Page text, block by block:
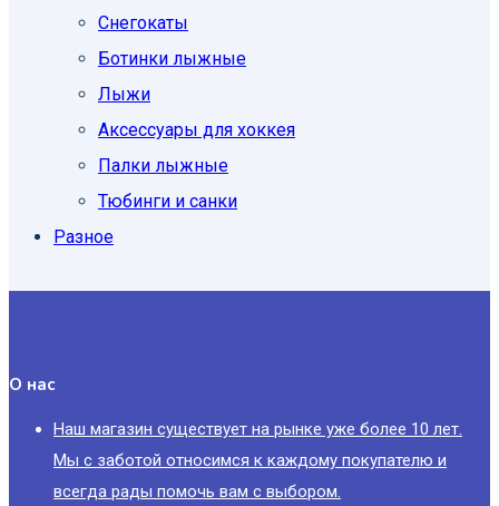
Снегокаты
Ботинки лыжные
Лыжи
Аксессуары для хоккея
Палки лыжные
Тюбинги и санки
Разное
О нас
Наш магазин существует на рынке уже более 10 лет.
Мы с заботой относимся к каждому покупателю и
всегда рады помочь вам с выбором.